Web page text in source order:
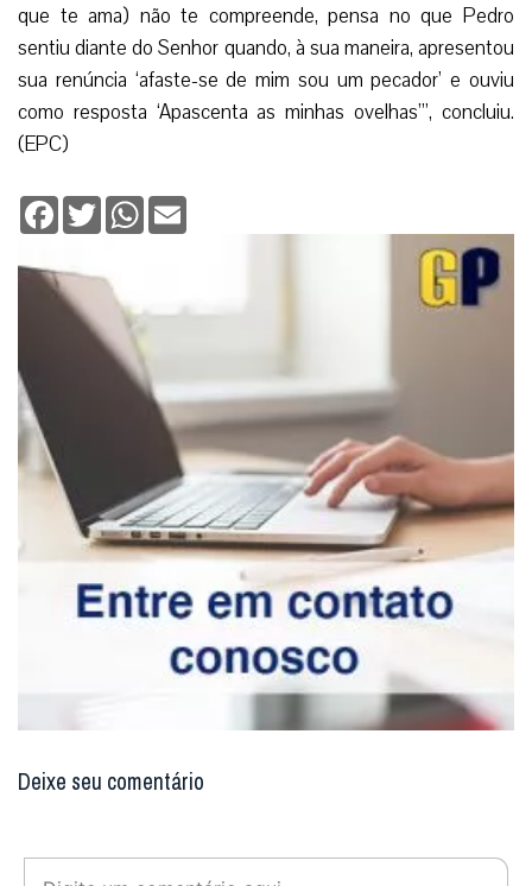
que te ama) não te compreende, pensa no que Pedro
sentiu diante do Senhor quando, à sua maneira, apresentou
sua renúncia ‘afaste-se de mim sou um pecador’ e ouviu
como resposta ‘Apascenta as minhas ovelhas’”, concluiu.
(EPC)
Facebook
TwitterWhatsApp
Deixe seu comentário